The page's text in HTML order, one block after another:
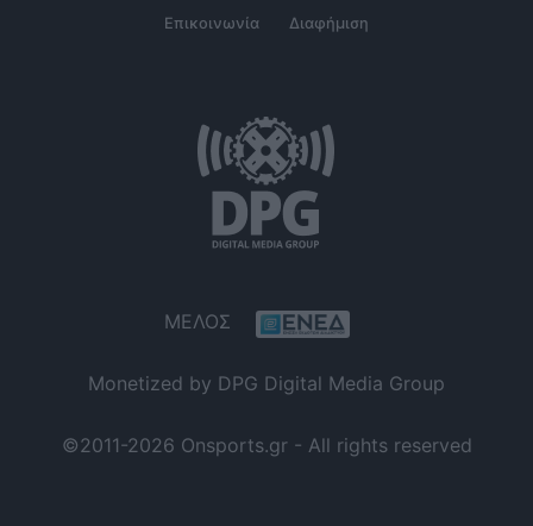
Επικοινωνία Διαφήμιση
ΜΕΛΟΣ
Monetized by DPG Digital Media Group
©2011-2026 Onsports.gr - All rights reserved